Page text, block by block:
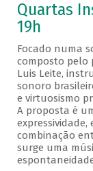
Quartas
19h
Focado numa
composto pelo
Luis Leite,
sonoro
e virtuosismo
A proposta é
combinação
surge uma